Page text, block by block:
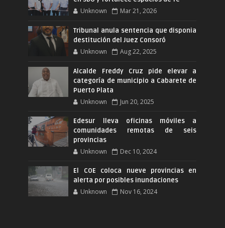
Unknown Mar 21, 2026
Tribunal anula sentencia que disponia
destitución del Juez Consoró
Unknown Aug 22, 2025
Alcalde Freddy Cruz pide elevar a
categoría de municipio a Cabarete de
Puerto Plata
Unknown Jun 20, 2025
Edesur lleva oficinas móviles a
comunidades remotas de seis
provincias
Unknown Dec 10, 2024
El COE coloca nueve provincias en
alerta por posibles inundaciones
Unknown Nov 16, 2024